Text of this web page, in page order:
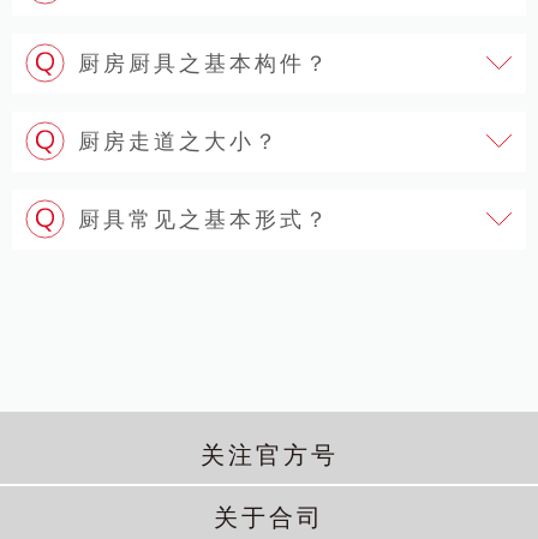
厨房厨具之基本构件？
厨房走道之大小？
厨具常见之基本形式？
关注官方号
关于合司